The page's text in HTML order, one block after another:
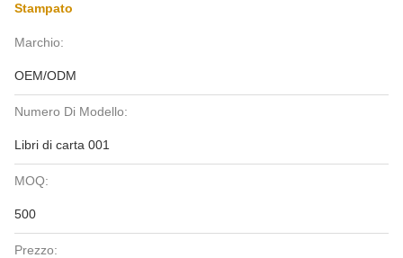
Stampato
Marchio:
OEM/ODM
Numero Di Modello:
Libri di carta 001
MOQ:
500
Prezzo: